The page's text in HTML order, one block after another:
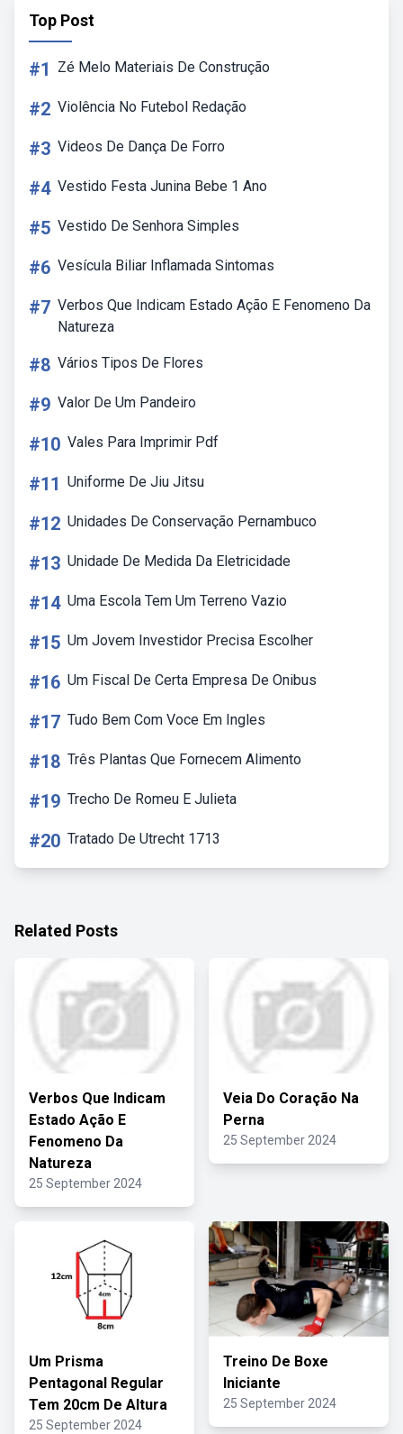
Top Post
#1 Zé Melo Materiais De Construção
#2 Violência No Futebol Redação
#3 Videos De Dança De Forro
#4 Vestido Festa Junina Bebe 1 Ano
#5 Vestido De Senhora Simples
#6 Vesícula Biliar Inflamada Sintomas
#7 Verbos Que Indicam Estado Ação E Fenomeno Da
Natureza
#8 Vários Tipos De Flores
#9 Valor De Um Pandeiro
#10 Vales Para Imprimir Pdf
#11 Uniforme De Jiu Jitsu
#12 Unidades De Conservação Pernambuco
#13 Unidade De Medida Da Eletricidade
#14 Uma Escola Tem Um Terreno Vazio
#15 Um Jovem Investidor Precisa Escolher
#16 Um Fiscal De Certa Empresa De Onibus
#17 Tudo Bem Com Voce Em Ingles
#18 Três Plantas Que Fornecem Alimento
#19 Trecho De Romeu E Julieta
#20 Tratado De Utrecht 1713
Related Posts
Verbos Que Indicam
Estado Ação E
Fenomeno Da
Natureza
25 September 2024
Veia Do Coração Na
Perna
25 September 2024
Um Prisma
Pentagonal Regular
Tem 20cm De Altura
25 September 2024
Treino De Boxe
Iniciante
25 September 2024